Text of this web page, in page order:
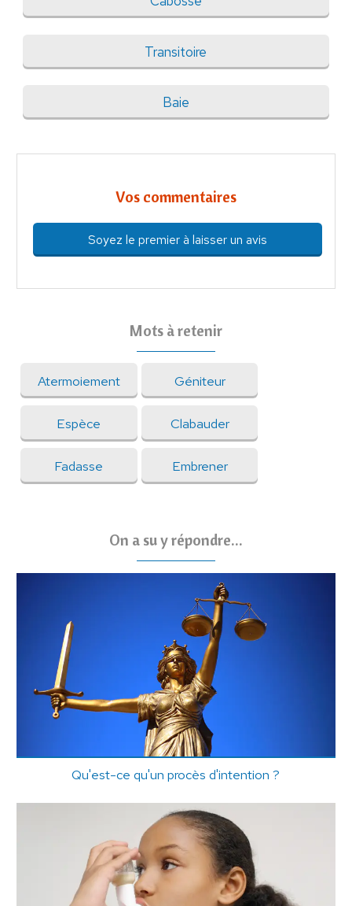
Transitoire
Baie
Vos commentaires
Soyez le premier à laisser un avis
Mots à retenir
Atermoiement Géniteur
Espèce Clabauder
Fadasse Embrener
On a su y répondre...
Qu'est-ce qu'un procès d'intention ?